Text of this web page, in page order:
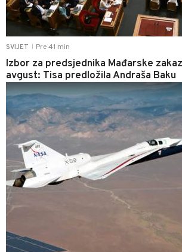
SVIJET Pre 41 min
Izbor za predsjednika Mađarske
avgust: Tisa predložila Andraša Baku